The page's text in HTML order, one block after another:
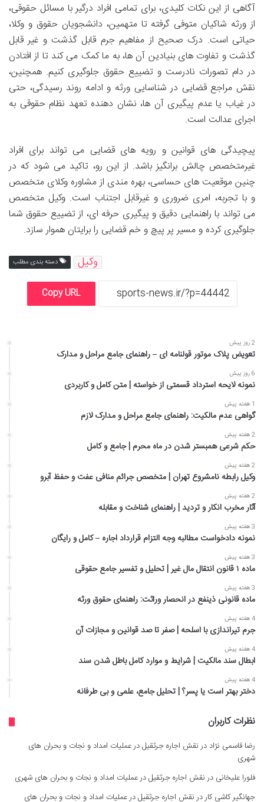
آگاهی از این نکات کلیدی، برای تمامی افراد درگیر با مسائل حقوقی،
از ورثه شاکیان متوفی گرفته تا متهمین، دانشجویان حقوق و وکلا،
حیاتی است. درک صحیح از مفاهیم جرم قابل گذشت و غیر قابل
گذشت و تفاوت های بنیادین آن ها، به ما کمک می کند تا از افتادن
در دام تصورات نادرست و تضییع حقوق جلوگیری کنیم. همچنین،
نقش مراجع قضایی در شناسایی ورثه و ادامه روند رسیدگی، حتی
در غیاب یا عدم پیگیری آن ها، نشان دهنده تعهد نظام حقوقی به
اجرای عدالت است.
پیچیدگی های قوانین و رویه های قضایی می تواند برای افراد
غیرمتخصص چالش برانگیز باشد. از این رو، تاکید می شود که در
چنین موقعیت های حساسی، بهره مندی از مشاوره وکلای متخصص
و با تجربه، امری ضروری و غیرقابل اجتناب است. وکیل متخصص
می تواند با راهنمایی دقیق و پیگیری حرفه ای، از تضییع حقوق شما
جلوگیری کرده و مسیر پر پیچ و خم قضایی را برایتان هموار سازد.
دسته بندی مطلب وکیل
Copy URL
2 روز پیش
تعویض پلاک موتور قولنامه ای – راهنمای جامع مراحل و مدارک
6 روز پیش
نمونه لایحه استرداد قسمتی از خواسته | متن کامل و کاربردی
1 هفته پیش
گواهی عدم مالکیت: راهنمای جامع مراحل و مدارک لازم
2 هفته پیش
حکم شرعی همبستر شدن در ماه محرم | جامع و کامل
2 هفته پیش
وکیل رابطه نامشروع تهران | متخصص جرائم منافی عفت و حفظ آبرو
2 هفته پیش
آثار مخرب انکار و تردید | راهنمای شناخت و مقابله
3 هفته پیش
نمونه دادخواست مطالبه وجه التزام قرارداد اجاره – کامل و رایگان
3 هفته پیش
ماده ۱ قانون انتقال مال غیر | تحلیل و تفسیر جامع حقوقی
3 هفته پیش
ماده قانونی ذینفع در انحصار وراثت: راهنمای حقوق ورثه
4 هفته پیش
جرم تیراندازی با اسلحه | صفر تا صد قوانین و مجازات آن
4 هفته پیش
ابطال سند مالکیت | شرایط و موارد کامل باطل شدن سند
4 هفته پیش
دختر بهتر است یا پسر؟ | تحلیل جامع، علمی و بی طرفانه
نظرات کاربران
رضا قاسمی نژاد درنقش اجاره جرثقیل در عملیات امداد و نجات و بحران های
شهری
فلورا علیخانی درنقش اجاره جرثقیل در عملیات امداد و نجات و بحران های شهری
جهانگیر کاشی کاردرنقش اجاره جرثقیل در عملیات امداد و نجات و بحران های